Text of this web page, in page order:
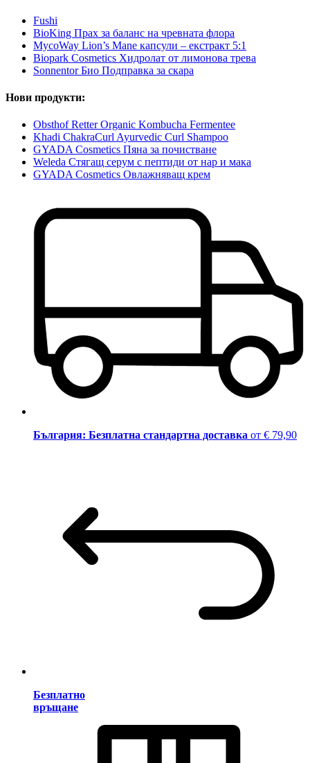
Fushi
BioKing Прах за баланс на чревната флора
MycoWay Lion’s Mane капсули – екстракт 5:1
Biopark Cosmetics Хидролат от лимонова трева
Sonnentor Био Подправка за скара
Нови продукти:
Obsthof Retter Organic Kombucha Fermentee
Khadi ChakraCurl Ayurvedic Curl Shampoo
GYADA Cosmetics Пяна за почистване
Weleda Стягащ серум с пептиди от нар и мака
GYADA Cosmetics Овлажняващ крем
България: Безплатна стандартна доставка от € 79,90
Безплатно
връщане